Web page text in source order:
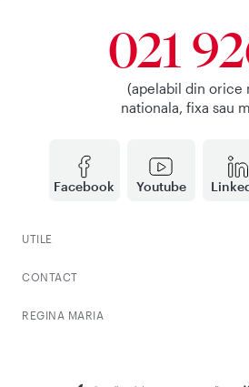
Facebook Youtube
021
(apelabil din orice
nationala, fixa sau
UTILE
CONTACT
REGINA MARIA